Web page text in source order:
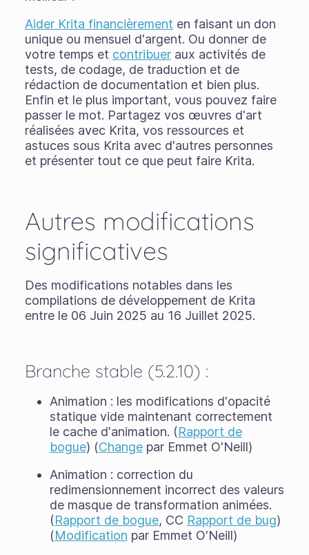
Aider Krita financièrement en faisant un don
unique ou mensuel d'argent. Ou donner de
votre temps et contribueraux activités de
tests, de codage, de traduction et de
rédaction de documentation et bien plus.
Enfin et le plus important, vous pouvez faire
passer le mot. Partagez vos œuvres d'art
réalisées avec Krita, vos ressources et
astuces sous Krita avec d'autres personnes
et présenter tout ce que peut faire Krita.
Autres modifications
significatives
Des modifications notables dans les
compilations de développement de Krita
entre le 06 Juin 2025 au 16 Juillet 2025.
Branche stable (5.2.10) :
Animation : les modifications d'opacité
statique vide maintenant correctement
le cache d'animation. (Rapport de
bogue) (Changepar Emmet O'Neill)
Animation : correction du
redimensionnement incorrect des valeurs
de masque de transformation animées.
(Rapport de bogue, CC Rapport de bug)
(Modification par Emmet O'Neill)